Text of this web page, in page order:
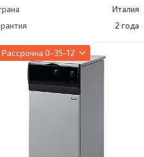
Италия
2 года
Рассрочка 0-35-12